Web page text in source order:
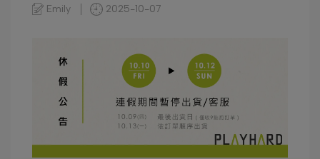
Emily 2025-10-07